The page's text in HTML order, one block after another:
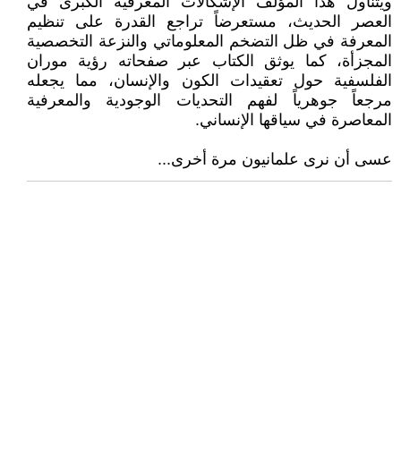
العصر الحديث، مستعرضاً تراجع القدرة على تنظيم
المعرفة في ظل التضخم المعلوماتي والنزعة التخصصية
المجزأة، كما يوثق الكتاب عبر صفحاته رؤية موران
الفلسفية حول تعقيدات الكون والإنسان، مما يجعله
مرجعاً جوهرياً لفهم التحديات الوجودية والمعرفية
المعاصرة في سياقها الإنساني.
عسى أن نرى علمانيون مرة أخرى...